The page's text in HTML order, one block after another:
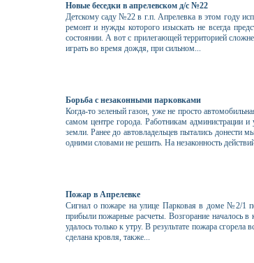
Новые беседки в апрелевском д/с №22
Детскому саду №22 в г.п. Апрелевка в этом году
ремонт и нужды которого изыскать не всегда
состоянии. А вот с прилегающей территорией
играть во время дождя, при сильном...
Борьба с незаконными парковками
Когда-то зеленый газон, уже не просто
самом центре города. Работникам администрации
земли. Ранее до автовладельцев пытались донести
одними словами не решить. На незаконность
Пожар в Апрелевке
Сигнал о пожаре на улице Парковая в доме №2/1
прибыли пожарные расчеты. Возгорание началось
удалось только к утру. В результате пожара
сделана кровля, также...